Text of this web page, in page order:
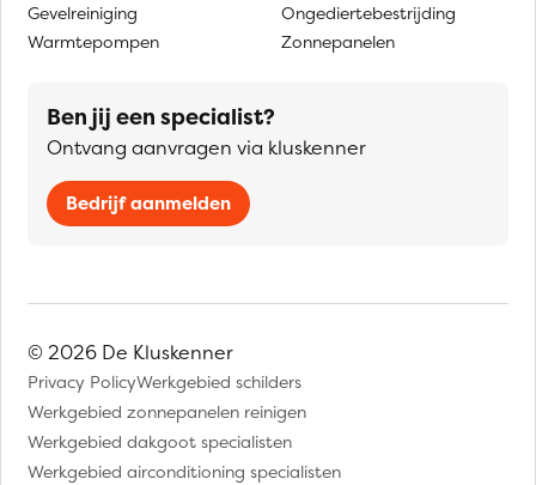
Gevelreiniging
Warmtepompen
Ongediertebestrijding
Zonnepanelen
Ben jij een specialist?
Ontvang aanvragen via kluskenner
Bedrijf aanmelden
© 2026 De Kluskenner
Privacy PolicyWerkgebied schilders
Werkgebied zonnepanelen reinigen
Werkgebied dakgoot specialisten
Werkgebied airconditioning specialisten